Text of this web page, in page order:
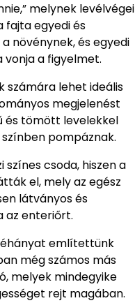
melynek levélvégei
fajta egyedi és
növénynek, és egyedi
a figyelmet.
számára lehet ideális
megjelenést
és tömött levelekkel
pompáznak.
színes csoda, hiszen a
el, mely az egész
látványos és
az enteriőrt.
említettünk
még számos más
melyek mindegyike
rejt magában.